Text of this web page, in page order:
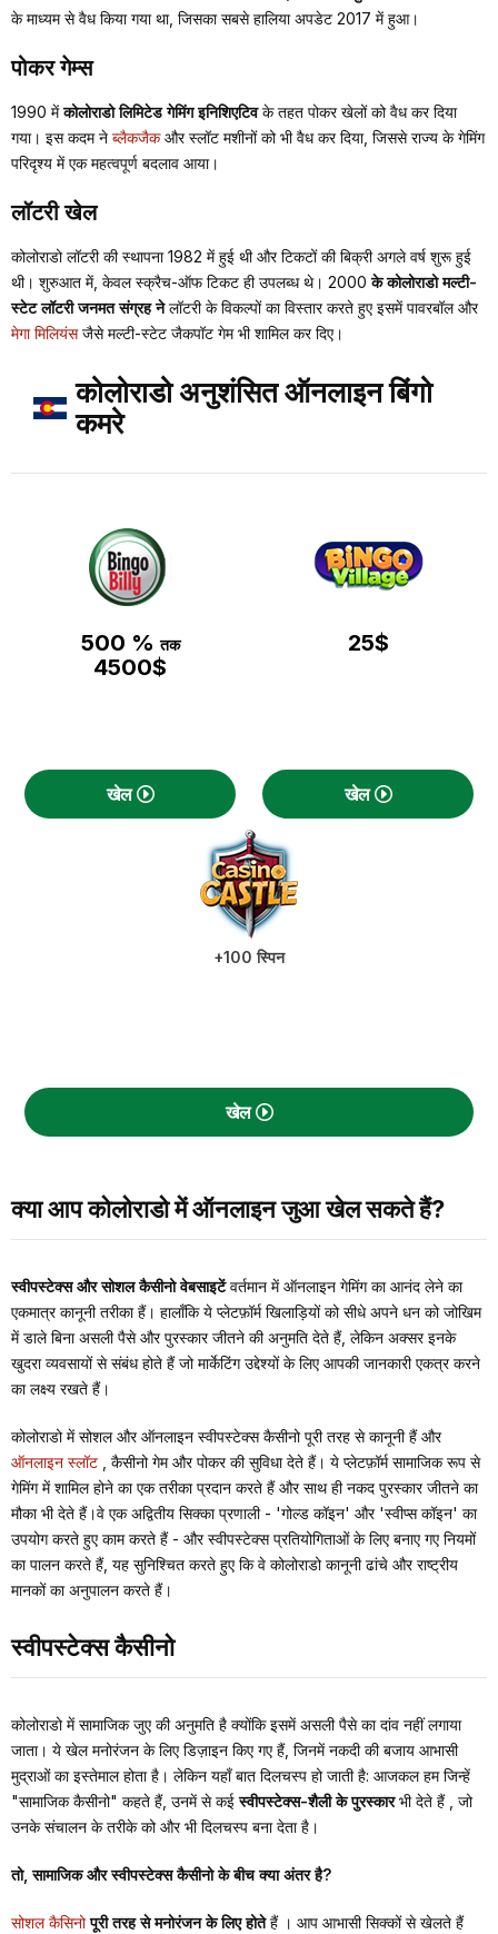
के माध्यम से वैध किया गया था, जिसका सबसे हालिया अपडेट 2017 में हुआ।
पोकर गेम्स
1990 मेंकोलोराडो लिमिटेड गेमिंग इनिशिएटिवके तहत पोकर खेलों को वैध कर दिया
गया। इस कदम ने ब्लैकजैकऔर स्लॉट मशीनों को भी वैध कर दिया, जिससे राज्य के गेमिंग
परिदृश्य में एक महत्वपूर्ण बदलाव आया।
लॉटरी खेल
कोलोराडो लॉटरी की स्थापना 1982 में हुई थी और टिकटों की बिक्री अगले वर्ष शुरू हुई
थी। शुरुआत में, केवल स्क्रैच-ऑफ टिकट ही उपलब्ध थे। 2000के कोलोराडो मल्टी-
स्टेट लॉटरी जनमत संग्रह नेलॉटरी के विकल्पों का विस्तार करते हुए इसमें पावरबॉल और
मेगा मिलियंसजैसे मल्टी-स्टेट जैकपॉट गेम भी शामिल कर दिए।
कोलोराडो अनुशंसित ऑनलाइन बिंगो
कमरे
500 %तक
4500$
खेल
25$
खेल
+100 स्पिन
खेल
क्या आप कोलोराडो में ऑनलाइन जुआ खेल सकते हैं?
स्वीपस्टेक्स और सोशल कैसीनो वेबसाइटेंवर्तमान में ऑनलाइन गेमिंग का आनंद लेने का
एकमात्र कानूनी तरीका हैं। हालाँकि ये प्लेटफ़ॉर्म खिलाड़ियों को सीधे अपने धन को जोखिम
में डाले बिना असली पैसे और पुरस्कार जीतने की अनुमति देते हैं, लेकिन अक्सर इनके
खुदरा व्यवसायों से संबंध होते हैं जो मार्केटिंग उद्देश्यों के लिए आपकी जानकारी एकत्र करने
का लक्ष्य रखते हैं।
कोलोराडो में सोशल और ऑनलाइन स्वीपस्टेक्स कैसीनो पूरी तरह से कानूनी हैं और
ऑनलाइन स्लॉट , कैसीनो गेम और पोकर की सुविधा देते हैं। ये प्लेटफ़ॉर्म सामाजिक रूप से
गेमिंग में शामिल होने का एक तरीका प्रदान करते हैं और साथ ही नकद पुरस्कार जीतने का
मौका भी देते हैं।वे एक अद्वितीय सिक्का प्रणाली - 'गोल्ड कॉइन' और 'स्वीप्स कॉइन' का
उपयोग करते हुए काम करते हैं - और स्वीपस्टेक्स प्रतियोगिताओं के लिए बनाए गए नियमों
का पालन करते हैं, यह सुनिश्चित करते हुए कि वे कोलोराडो कानूनी ढांचे और राष्ट्रीय
मानकों का अनुपालन करते हैं।
स्वीपस्टेक्स कैसीनो
कोलोराडो में सामाजिक जुए की अनुमति है क्योंकि इसमें असली पैसे का दांव नहीं लगाया
जाता। ये खेल मनोरंजन के लिए डिज़ाइन किए गए हैं, जिनमें नकदी की बजाय आभासी
मुद्राओं का इस्तेमाल होता है। लेकिन यहाँ बात दिलचस्प हो जाती है: आजकल हम जिन्हें
"सामाजिक कैसीनो" कहते हैं, उनमें से कई स्वीपस्टेक्स-शैली के पुरस्कारभी देते हैं
, जो
उनके संचालन के तरीके को और भी दिलचस्प बना देता है।
तो, सामाजिक और स्वीपस्टेक्स कैसीनो के बीच क्या अंतर है?
सोशल कैसिनो पूरी तरह से मनोरंजन के लिए होते हैं । आप आभासी सिक्कों से खेलते हैं